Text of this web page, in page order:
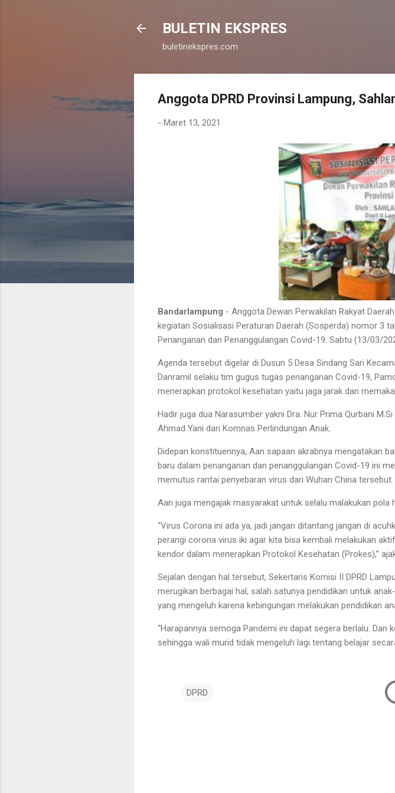
BULETIN EKSPRES
buletinekspres.com
Anggota DPRD Provinsi Lampung,
- Maret 13, 2021
Bandarlampung - Anggota Dewan Perwakilan Rakyat
kegiatan Sosialisasi Peraturan Daerah (Sosperda) nomor 3
Penanganan dan Penanggulangan Covid-19. Sabtu (13/03/
Agenda tersebut digelar di Dusun 5 Desa Sindang Sari
Danramil selaku tim gugus tugas penanganan Covid-19,
menerapkan protokol kesehatan yaitu jaga jarak dan
Hadir juga dua Narasumber yakni Dra. Nur Prima Qurbani
Ahmad Yani dari Komnas Perlindungan Anak.
Didepan konstituennya, Aan sapaan akrabnya mengatakan
baru dalam penanganan dan penanggulangan Covid-19 ini
memutus rantai penyebaran virus dari Wuhan China tersebut.
Aan juga mengajak masyarakat untuk selalu malakukan
“Virus Corona ini ada ya, jadi jangan ditantang jangan di
perangi corona virus iki agar kita bisa kembali melakukan
kendor dalam menerapkan Protokol Kesehatan (Prokes),”
Sejalan dengan hal tersebut, Sekertaris Komisi II DPRD
merugikan berbagai hal, salah satunya pendidikan untuk
yang mengeluh karena kebingungan melakukan pendidikan
“Harapannya semoga Pandemi ini dapat segera berlalu.
sehingga wali murid tidak mengeluh lagi tentang belajar
DPRD